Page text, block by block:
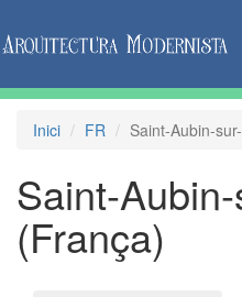
Inici FR Saint-Aubin-
Saint-
(França)